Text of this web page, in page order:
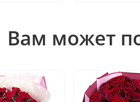
Вам может